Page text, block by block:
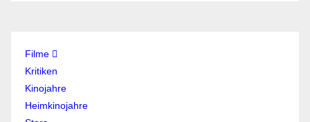
Filme
Kritiken
Kinojahre
Heimkinojahre